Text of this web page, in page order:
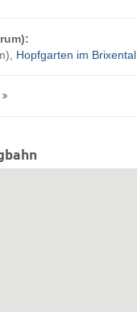
Hopfgarten im Brixental